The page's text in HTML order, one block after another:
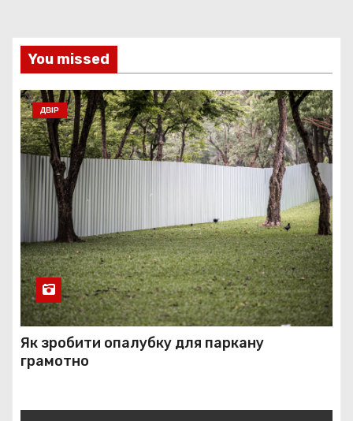
You missed
ДВІР
Як зробити опалубку для паркану
грамотно